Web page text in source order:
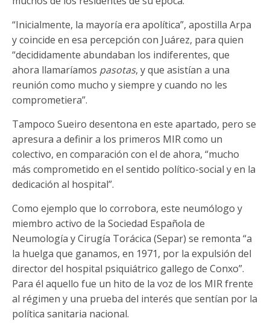
“Inicialmente, la mayoría era apolítica”, apostilla Arpa
y coincide en esa percepción con Juárez, para quien
“decididamente abundaban los indiferentes, que
ahora llamaríamos pasotas, y que asistían a una
reunión como mucho y siempre y cuando no les
comprometiera”.
Tampoco Sueiro desentona en este apartado, pero se
apresura a definir a los primeros MIR como un
colectivo, en comparación con el de ahora, “mucho
más comprometido en el sentido político-social y en la
dedicación al hospital”.
Como ejemplo que lo corrobora, este neumólogo y
miembro activo de la Sociedad Española de
Neumología y Cirugía Torácica (Separ) se remonta “a
la huelga que ganamos, en 1971, por la expulsión del
director del hospital psiquiátrico gallego de Conxo”.
Para él aquello fue un hito de la voz de los MIR frente
al régimen y una prueba del interés que sentían por la
política sanitaria nacional.